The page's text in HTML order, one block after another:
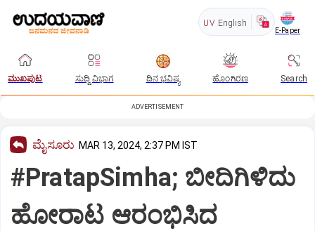
UV English
E-Paper
ಮುಖಪುಟ ಸುದ್ದಿ ವಿಭಾಗ ದಿನ ಭವಿಷ್ಯ ಹೊಂಗಿರಣ Search
ADVERTISEMENT
ಮೈಸೂರು MAR 13, 2024, 2:37 PM IST
#PratapSimha; ಬೀದಿಗಿಳಿದು
ಹೋರಾಟ ಆರಂಭಿಸಿದ